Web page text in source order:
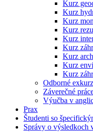
Kurz
Kurz
Kurz
Kurz
Kurz
Kurz
Kurz
Kurz
Kurz
Odborné
Záverečné
Výučba v
Prax
Študenti so
Správy o výsledkoch